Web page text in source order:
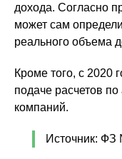
дохода. Согласно
может сам
реального объема
Кроме того, с 2020
подаче расчетов
компаний.
Источник: ФЗ